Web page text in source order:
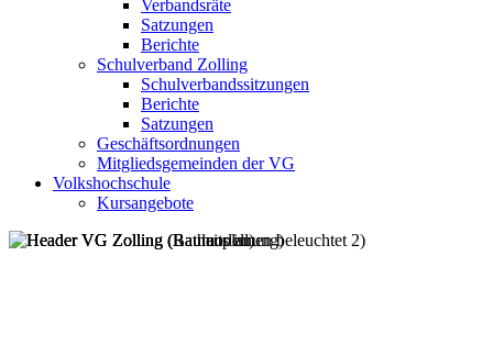
Verbandsräte
Satzungen
Berichte
Schulverband Zolling
Schulverbandssitzungen
Berichte
Satzungen
Geschäftsordnungen
Mitgliedsgemeinden der VG
Volkshochschule
Kursangebote